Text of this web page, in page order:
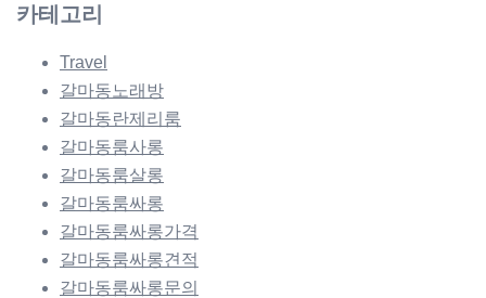
카테고리
Travel
갈마동노래방
갈마동란제리룸
갈마동룸사롱
갈마동룸살롱
갈마동룸싸롱
갈마동룸싸롱가격
갈마동룸싸롱견적
갈마동룸싸롱문의